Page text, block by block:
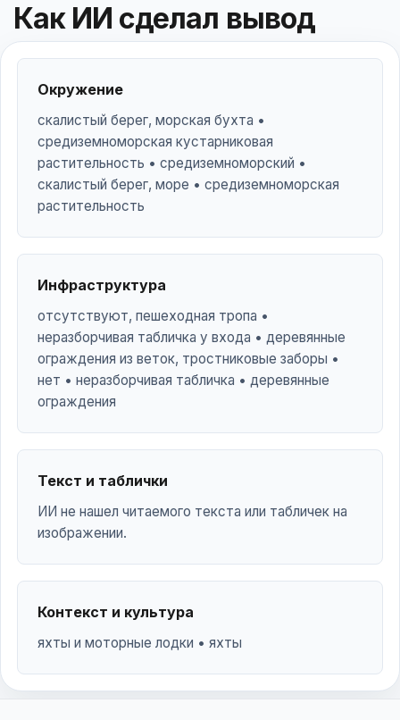
Как ИИ сделал вывод
Окружение
скалистый берег, морская бухта •
средиземноморская кустарниковая
растительность • средиземноморский •
скалистый берег, море • средиземноморская
растительность
Инфраструктура
отсутствуют, пешеходная тропа •
неразборчивая табличка у входа • деревянные
ограждения из веток, тростниковые заборы •
нет • неразборчивая табличка • деревянные
ограждения
Текст и таблички
ИИ не нашел читаемого текста или табличек на
изображении.
Контекст и культура
яхты и моторные лодки • яхты